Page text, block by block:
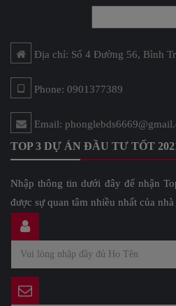
Địa chỉ: Số 4 Đường 56, Bình
Phone: 0901377389
Email:
TOP 3 DỰ ÁN ĐẦU TƯ TỐT
Nhập thông tin dưới đây để nhận
được sự quan tâm nhiều nhất của